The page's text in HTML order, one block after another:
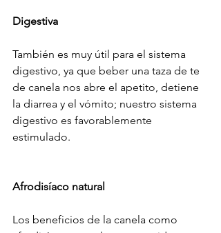
Digestiva
También es muy útil para el sistema
digestivo, ya que beber una taza de te
de canela nos abre el apetito, detiene
la diarrea y el vómito; nuestro sistema
digestivo es favorablemente
estimulado.
Afrodisíaco natural
Los beneficios de la canela como